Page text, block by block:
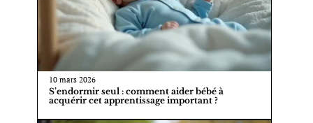
10 mars 2026
S’endormir seul : comment aider bébé à
acquérir cet apprentissage important ?